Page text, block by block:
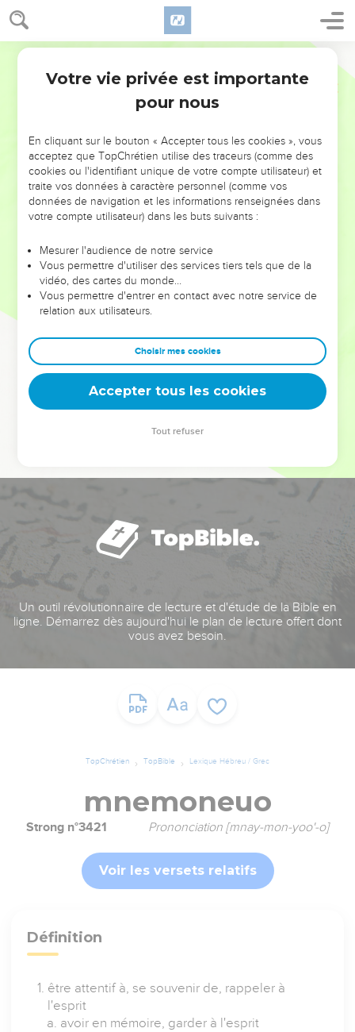
NE MANQUEZ PAS L’ÉVÉNEMENT
DE L’ANNÉE !
ET SI LEURS ERREURS POUVAIENT VOUS ÉVITER LES
VOTRES ?
leur foi ou leur vision. Mais on voit moins les doutes, les erreurs
et les saisons difficiles qu'ils ont traversés, alors même que ce
sont elles qui les ont façonnés.
Dans cette conférence, leaders, entrepreneurs, et responsables
clés pour avancer avec plus de sagesse afin que leurs erreurs
deviennent vos tremplins. Que vous guidiez un ministère, une
équipe, un groupe ou une famille, leur expérience est faite
Un outil révolutionnaire de lecture et d'étude de la Bible en
ligne. Démarrez dès aujourd'hui le plan de lecture offert dont
vous avez besoin.
TopChrétien TopBible Lexique Hébreu / Grec
mnemoneuo
Strong n°3421 Prononciation [mnay-mon-yoo'-o]
Voir les versets relatifs
Définition
être attentif à, se souvenir de, rappeler à
l'esprit
avoir en mémoire, garder à l'esprit
Votre vie privée est importante
pour nous
En cliquant sur le bouton « Accepter tous les cookies », vous
acceptez que TopChrétien utilise des traceurs (comme des
cookies ou l'identifiant unique de votre compte utilisateur) et
traite vos données à caractère personnel (comme vos
données de navigation et les informations renseignées dans
votre compte utilisateur) dans les buts suivants :
Mesurer l'audience de notre service
Vous permettre d'utiliser des services tiers tels que de la
vidéo, des cartes du monde…
Vous permettre d'entrer en contact avec notre service de
relation aux utilisateurs.
Choisir mes cookies
Accepter tous les cookies
Tout refuser